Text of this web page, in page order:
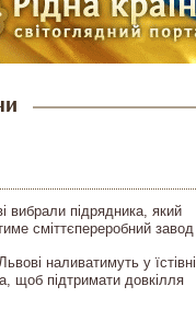
вибрали підрядника, який
сміттєпереробний завод
наливатимуть у їстівні
щоб підтримати довкілля